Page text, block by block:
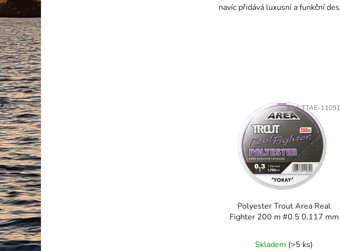
navíc přidává luxusní a funkční
Polyester Trout Area Real
Fighter 200 m #0.5 0,117 mm
Skladem (>5 ks)
Kód:TTAE-